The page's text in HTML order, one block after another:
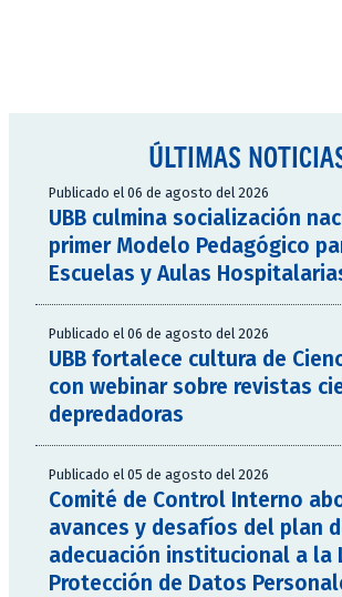
ÚLTIMAS
Publicado el 06 de agosto del 2026
UBB culmina socialización
primer Modelo Pedagógico
Escuelas y Aulas
Publicado el 06 de agosto del 2026
UBB fortalece cultura de
con webinar sobre revistas
depredadoras
Publicado el 05 de agosto del 2026
Comité de Control Interno
avances y desafíos del plan
adecuación institucional a la
Protección de Datos